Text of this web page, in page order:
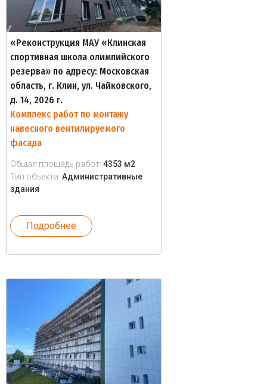
«Реконструкция МАУ «Клинская
спортивная школа олимпийского
резерва» по адресу: Московская
область, г. Клин, ул. Чайковского,
д. 14, 2026 г.
Комплекс работ по монтажу
навесного вентилируемого
фасада
Общая площадь работ: 4353 м2
Тип объекта: Административные
здания
Подробнее